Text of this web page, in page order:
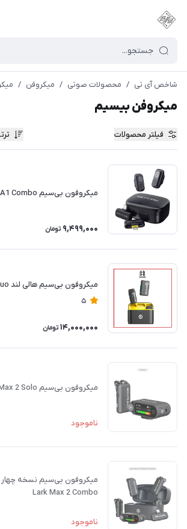
شاخص آی تی / محصولات صوتی / میکروفن /
میکروفن بیسیم
فیلتر محصولات
میکروفون بی‌سیم Hollyland Lark A1 Combo
9,499,000 تومان
میکروفون بی‌سیم هالی لند Hollyland Lark M1 Duo
5
14,000,000 تومان
میکروفون بی‌سیم Hollyland Lark Max 2 Solo
ناموجود
Lark Max 2 Combo
ناموجود